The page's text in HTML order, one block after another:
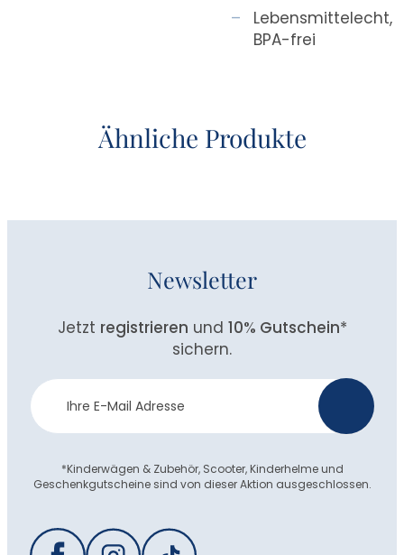
Lebensmittelecht,
BPA-frei
Ähnliche Produkte
Newsletter
Jetzt registrieren und 10% Gutschein*
sichern.
Newsletter
Anmeldung
*Kinderwägen & Zubehör, Scooter, Kinderhelme und
Geschenkgutscheine sind von dieser Aktion ausgeschlossen.